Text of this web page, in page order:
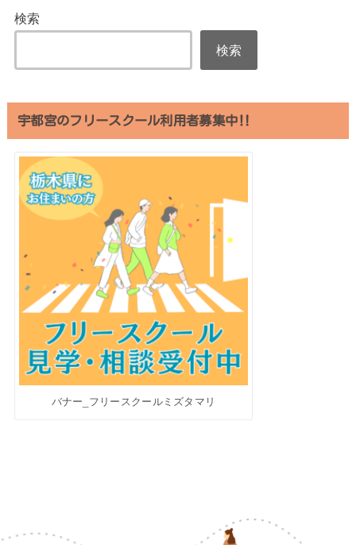
検索
検索
宇都宮のフリースクール利用者募集中‼︎
バナー_フリースクールミズタマリ